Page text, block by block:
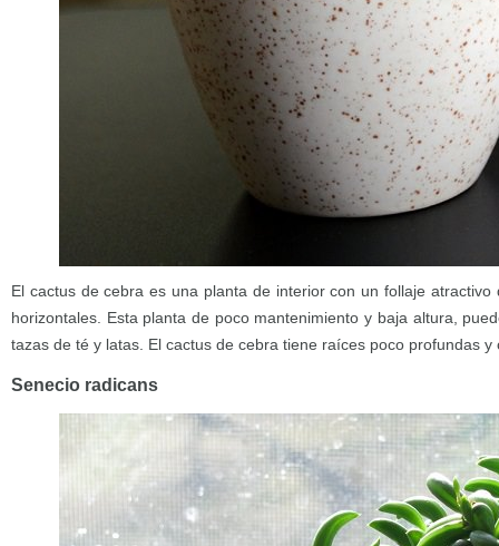
El cactus de cebra es una planta de interior con un follaje
horizontales. Esta planta de poco mantenimiento y baja altura,
tazas de té y latas. El cactus de cebra tiene raíces poco profundas y
Senecio radicans